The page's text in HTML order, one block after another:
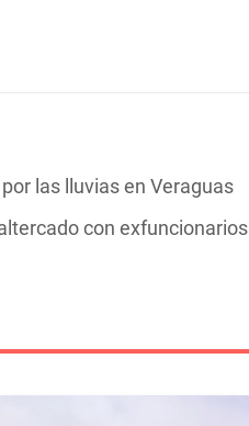
las lluvias en Veraguas
con exfuncionarios